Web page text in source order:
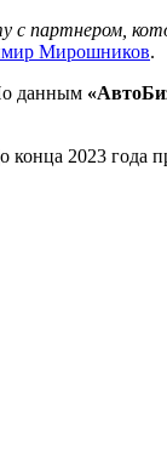
с партнером,
Мирошников.
данным
конца 2023 года